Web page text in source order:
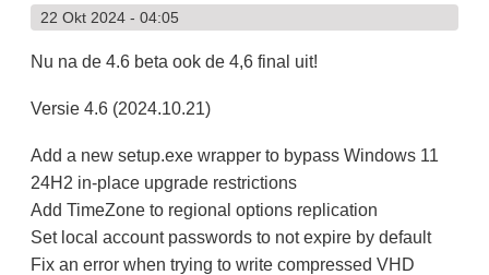
22 Okt 2024 - 04:05
Nu na de 4.6 beta ook de 4,6 final uit!
Versie 4.6 (2024.10.21)
Add a new setup.exe wrapper to bypass Windows 11
24H2 in-place upgrade restrictions
Add TimeZone to regional options replication
Set local account passwords to not expire by default
Fix an error when trying to write compressed VHD